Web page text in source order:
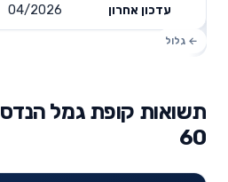
עדכון אחרון 04/2026
60